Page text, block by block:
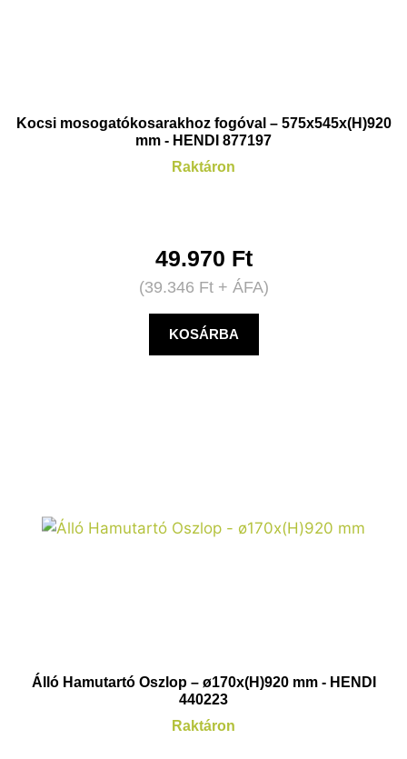
Kocsi mosogatókosarakhoz fogóval – 575x545x(H)920
mm - HENDI 877197
Raktáron
49.970 Ft
(39.346 Ft+ ÁFA)
KOSÁRBA
Álló Hamutartó Oszlop – ø170x(H)920 mm - HENDI
440223
Raktáron